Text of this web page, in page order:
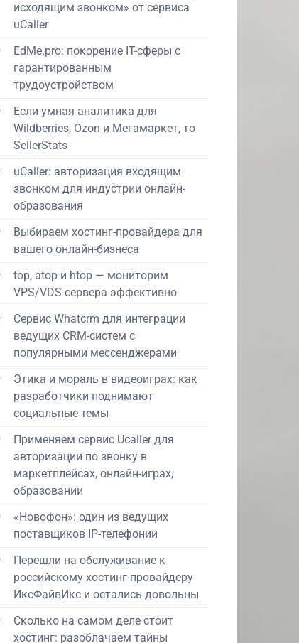
исходящим звонком» от сервиса
uCaller
EdMe.pro: покорение IT-сферы с
гарантированным
трудоустройством
Если умная аналитика для
Wildberries, Ozon и Мегамаркет, то
SellerStats
uCaller: авторизация входящим
звонком для индустрии онлайн-
образования
Выбираем хостинг-провайдера для
вашего онлайн-бизнеса
top, atop и htop — мониторим
VPS/VDS-сервера эффективно
Сервис Whatcrm для интеграции
ведущих CRM-систем с
популярными мессенджерами
Этика и мораль в видеоиграх: как
разработчики поднимают
социальные темы
Применяем сервис Ucaller для
авторизации по звонку в
маркетплейсах, онлайн-играх,
образовании
«Новофон»: один из ведущих
поставщиков IP-телефонии
Перешли на обслуживание к
российскому хостинг-провайдеру
ИксФайвИкс и остались довольны
Сколько на самом деле стоит
хостинг: разоблачаем тайны